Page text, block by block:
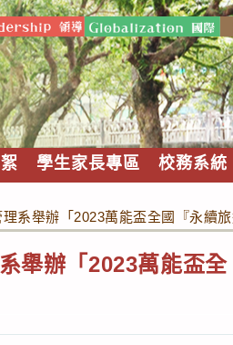
學生家長專區 校務系統
系舉辦「2023萬能盃全國『永續旅
舉辦「2023萬能盃全